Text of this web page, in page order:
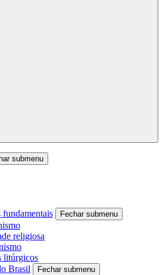
submenu
fundamentais
Fechar submenu
religiosa
litúrgicos
Brasil
Fechar submenu